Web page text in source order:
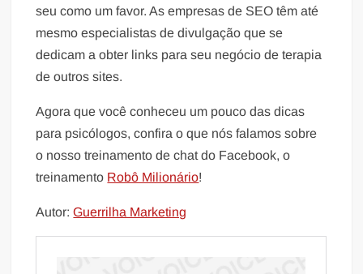
seu como um favor. As empresas de SEO têm até
mesmo especialistas de divulgação que se
dedicam a obter links para seu negócio de terapia
de outros sites.
Agora que você conheceu um pouco das dicas
para psicólogos, confira o que nós falamos sobre
o nosso treinamento de chat do Facebook, o
treinamento Robô Milionário!
Autor:Guerrilha Marketing